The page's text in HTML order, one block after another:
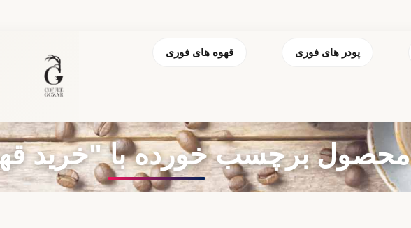
پودر های فوری قهوه های فوری
محصول برچسب خورده با "خرید